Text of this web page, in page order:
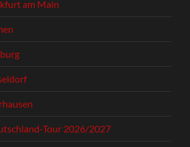
am Main
Tour 2026/2027